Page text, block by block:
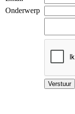
Onderwerp